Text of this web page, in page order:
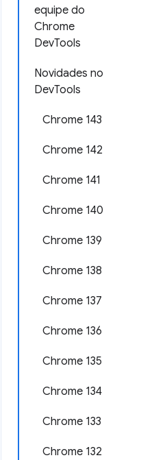
equipe do
Chrome
DevTools
Novidades no
DevTools
Chrome 143
Chrome 142
Chrome 141
Chrome 140
Chrome 139
Chrome 138
Chrome 137
Chrome 136
Chrome 135
Chrome 134
Chrome 133
Chrome 132